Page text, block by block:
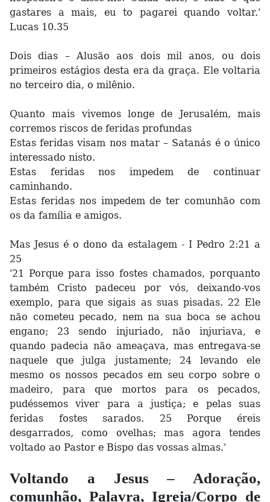
gastares a mais, eu to pagarei quando voltar.'
Lucas 10.35
Dois dias – Alusão aos dois mil anos, ou dois
primeiros estágios desta era da graça. Ele voltaria
no terceiro dia, o milênio.
Quanto mais vivemos longe de Jerusalém, mais
corremos riscos de feridas profundas
Estas feridas visam nos matar – Satanás é o único
interessado nisto.
Estas feridas nos impedem de continuar
caminhando.
Estas feridas nos impedem de ter comunhão com
os da família e amigos.
Mas Jesus é o dono da estalagem - I Pedro 2:21 a
25
'21 Porque para isso fostes chamados, porquanto
também Cristo padeceu por vós, deixando-vos
exemplo, para que sigais as suas pisadas. 22 Ele
não cometeu pecado, nem na sua boca se achou
engano; 23 sendo injuriado, não injuriava, e
quando padecia não ameaçava, mas entregava-se
naquele que julga justamente; 24 levando ele
mesmo os nossos pecados em seu corpo sobre o
madeiro, para que mortos para os pecados,
pudéssemos viver para a justiça; e pelas suas
feridas fostes sarados. 25 Porque éreis
desgarrados, como ovelhas; mas agora tendes
voltado ao Pastor e Bispo das vossas almas.'
Voltando a Jesus – Adoração,
comunhão, Palavra, Igreja/Corpo de